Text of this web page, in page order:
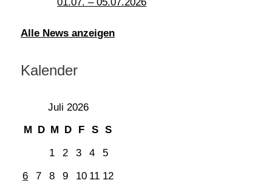
01.07. – 05.07.2026
Alle News anzeigen
Kalender
Juli 2026
M
D M D F S S
1
2 3 4
5
6
7 8 9 10 11 12